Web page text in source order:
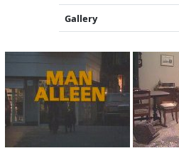
Gallery